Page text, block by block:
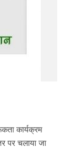
कार्यक्रम
पर चलाया जा